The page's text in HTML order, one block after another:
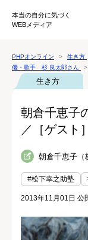
本当の自分に気づく
WEBメディア
PHPオンライン 生き方
優・歌手 杉 良太郎さん
生き方
朝倉千恵子
／［ゲスト
朝倉千恵子（
#松下幸之助塾
2013年11月01日 公